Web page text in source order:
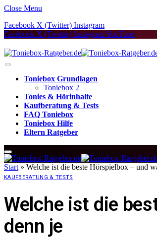
Close Menu
Facebook X (Twitter) Instagram
Facebook X (Twitter) InstagramYouTube
Toniebox Grundlagen
Toniebox 2
Tonies & Hörinhalte
Kaufberatung & Tests
FAQ Toniebox
Toniebox Hilfe
Eltern Ratgeber
Start » Welche ist die beste Hörspielbox – und
KAUFBERATUNG & TESTS
Welche ist die
denn je